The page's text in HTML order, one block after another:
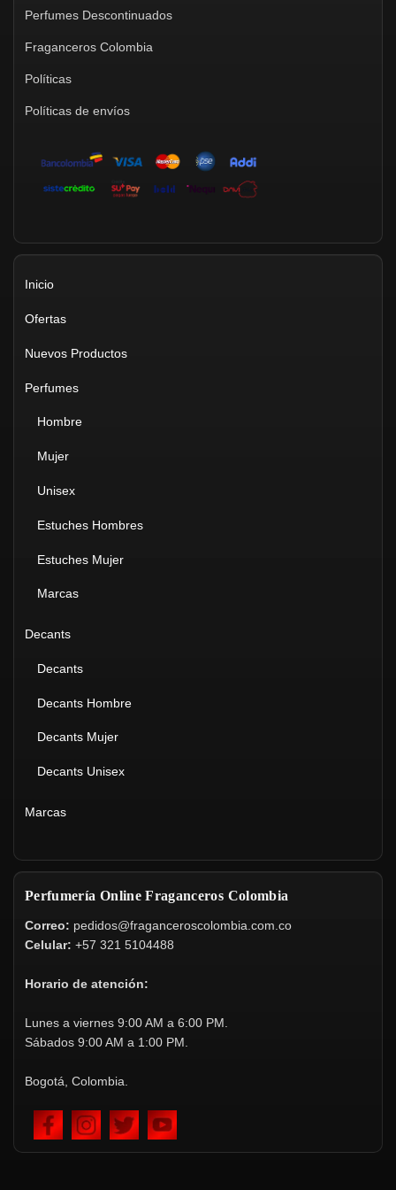
Perfumes Descontinuados
Fraganceros Colombia
Políticas
Políticas de envíos
Inicio
Ofertas
Nuevos Productos
Perfumes
Hombre
Mujer
Unisex
Estuches Hombres
Estuches Mujer
Marcas
Decants
Decants
Decants Hombre
Decants Mujer
Decants Unisex
Marcas
Perfumería Online Fraganceros Colombia
Correo: pedidos@fraganceroscolombia.com.co
Celular: +57 321 5104488
Horario de atención:
Lunes a viernes 9:00 AM a 6:00 PM.
Sábados 9:00 AM a 1:00 PM.
Bogotá, Colombia.